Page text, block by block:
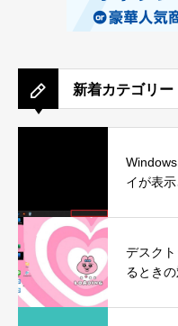
新着カテゴリー
イが表
デスク
るとき